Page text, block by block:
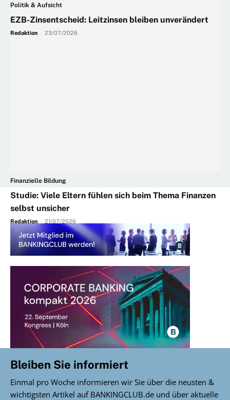
Politik & Aufsicht
EZB-Zinsentscheid: Leitzinsen bleiben unverändert
Redaktion 23/07/2026
Finanzielle Bildung
Studie: Viele Eltern fühlen sich beim Thema Finanzen
selbst unsicher
Redaktion - 21/07/2026
Bleiben Sie informiert
Einmal pro Woche informieren wir Sie über die neusten &
wichtigsten Artikel auf BANKINGCLUB.de und über aktuelle